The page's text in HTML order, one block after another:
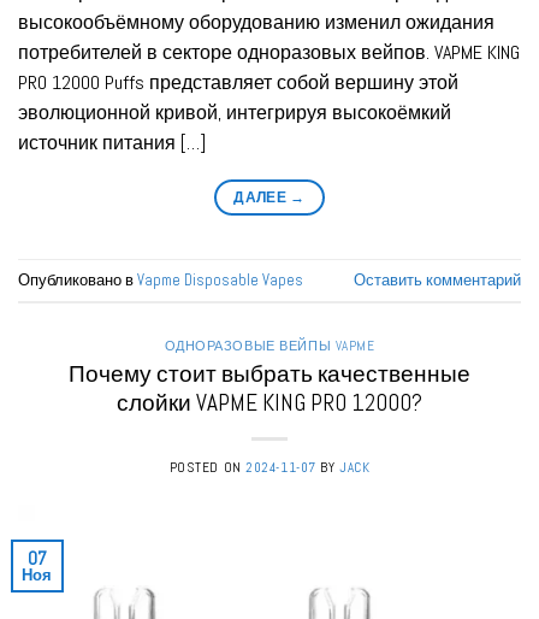
высокообъёмному оборудованию изменил ожидания
потребителей в секторе одноразовых вейпов. VAPME KING
PRO 12000 Puffs представляет собой вершину этой
эволюционной кривой, интегрируя высокоёмкий
источник питания […]
ДАЛЕЕ →
Опубликовано вVapme Disposable Vapes Оставить комментарий
ОДНОРАЗОВЫЕ ВЕЙПЫ VAPME
Почему стоит выбрать качественные
слойки VAPME KING PRO 12000?
POSTED ON2024-11-07 BYJACK
07
Ноя